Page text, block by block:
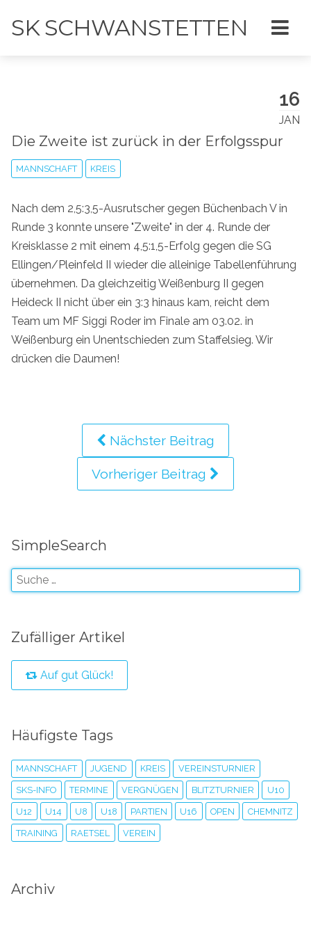
SK SCHWANSTETTEN
16
JAN
Die Zweite ist zurück in der Erfolgsspur
MANNSCHAFT KREIS
Nach dem 2,5:3,5-Ausrutscher gegen Büchenbach V in
Runde 3 konnte unsere "Zweite" in der 4. Runde der
Kreisklasse 2 mit einem 4,5:1,5-Erfolg gegen die SG
Ellingen/Pleinfeld II wieder die alleinige Tabellenführung
übernehmen. Da gleichzeitig Weißenburg II gegen
Heideck II nicht über ein 3:3 hinaus kam, reicht dem
Team um MF Siggi Roder im Finale am 03.02. in
Weißenburg ein Unentschieden zum Staffelsieg. Wir
drücken die Daumen!
Nächster Beitrag
Vorheriger Beitrag
SimpleSearch
Zufälliger Artikel
Auf gut Glück!
Häufigste Tags
MANNSCHAFT JUGEND KREIS VEREINSTURNIER
SKS-INFO TERMINE VERGNÜGEN BLITZTURNIER U10
U12 U14 U8 U18 PARTIEN U16 OPEN CHEMNITZ
TRAINING RAETSEL VEREIN
Archiv